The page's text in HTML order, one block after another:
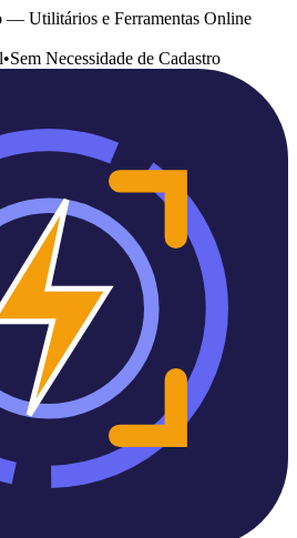
— Utilitários e Ferramentas Online
•Sem Necessidade de Cadastro